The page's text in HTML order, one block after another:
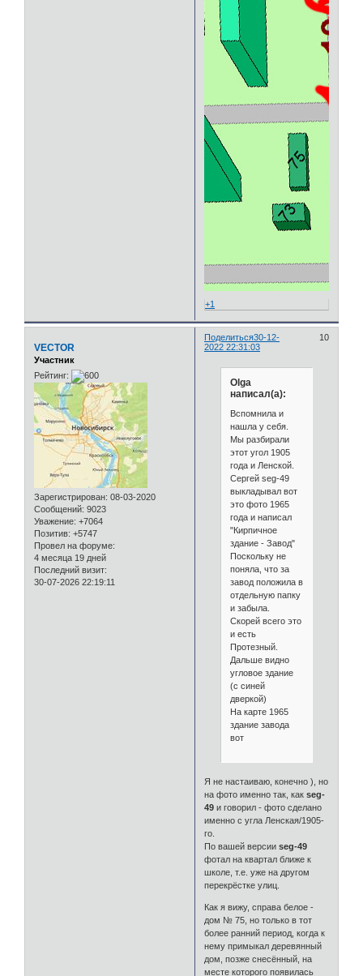
+1
Поделиться 10
30-12-
2022 22:31:03
VECTOR
Участник
Рейтинг:
Зарегистрирован: 08-03-2020
Сообщений: 9023
Уважение: +7064
Позитив: +5747
Провел на форуме:
4 месяца 19 дней
Последний визит:
30-07-2026 22:19:11
Olga
написал(а):
Вспомнила и
нашла у себя.
Мы разбирали
этот угол 1905
года и Ленской.
Сергей seg-49
выкладывал вот
это фото 1965
года и написал
"Кирпичное
здание - Завод"
Поскольку не
поняла, что за
завод положила в
отдельную папку
и забыла.
Скорей всего это
и есть
Протезный.
Дальше видно
угловое здание
(с синей
дверкой)
На карте 1965
здание завода
вот
Я не настаиваю, конечно ), но
на фото именно так, какseg-
49и говорил - фото сделано
именно с угла Ленская/1905-
го.
По вашей версииseg-49
фотал на квартал ближе к
школе, т.е. уже на другом
перекрёстке улиц.
Как я вижу, справа белое -
дом № 75, но только в тот
более ранний период, когда к
нему примыкал деревянный
дом, позже снесённый, на
месте которого появилась